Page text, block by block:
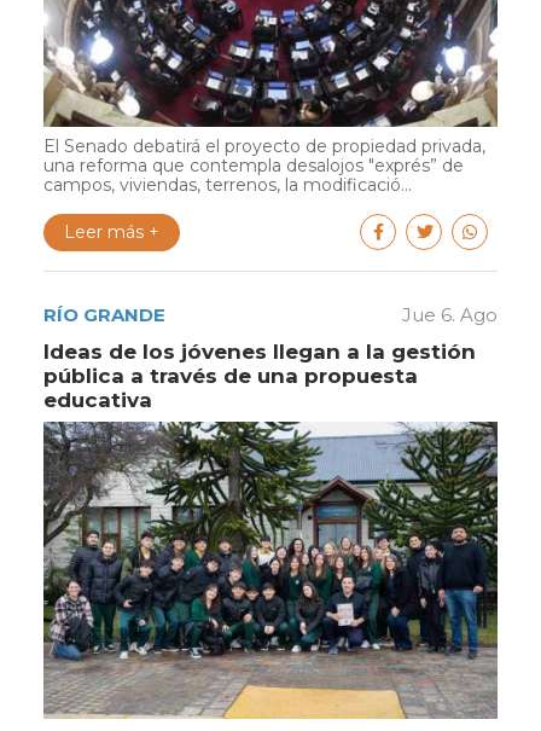
El Senado debatirá el proyecto de propiedad privada,
una reforma que contempla desalojos "exprés” de
campos, viviendas, terrenos, la modificació...
Leer más +
RÍO GRANDE Jue 6. Ago
Ideas de los jóvenes llegan a la gestión
pública a través de una propuesta
educativa